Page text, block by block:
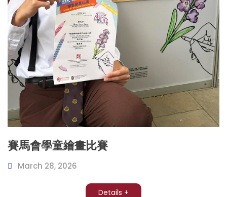
賽馬會學童繪畫比賽
March 28, 2026
Details +